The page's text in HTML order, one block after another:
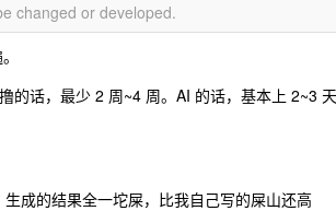
changed or developed.
的话，最少 2 周~4 周。AI 的话，基本上 2~3 天
成的结果全一坨屎，比我自己写的屎山还高